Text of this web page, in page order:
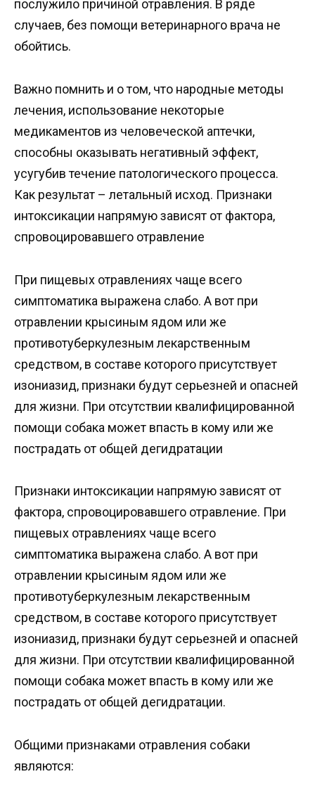
послужило причиной отравления. В ряде
случаев, без помощи ветеринарного врача не
обойтись.
Важно помнить и о том, что народные методы
лечения, использование некоторые
медикаментов из человеческой аптечки,
способны оказывать негативный эффект,
усугубив течение патологического процесса.
Как результат – летальный исход. Признаки
интоксикации напрямую зависят от фактора,
спровоцировавшего отравление
При пищевых отравлениях чаще всего
симптоматика выражена слабо. А вот при
отравлении крысиным ядом или же
противотуберкулезным лекарственным
средством, в составе которого присутствует
изониазид, признаки будут серьезней и опасней
для жизни. При отсутствии квалифицированной
помощи собака может впасть в кому или же
пострадать от общей дегидратации
Признаки интоксикации напрямую зависят от
фактора, спровоцировавшего отравление. При
пищевых отравлениях чаще всего
симптоматика выражена слабо. А вот при
отравлении крысиным ядом или же
противотуберкулезным лекарственным
средством, в составе которого присутствует
изониазид, признаки будут серьезней и опасней
для жизни. При отсутствии квалифицированной
помощи собака может впасть в кому или же
пострадать от общей дегидратации.
Общими признаками отравления собаки
являются: